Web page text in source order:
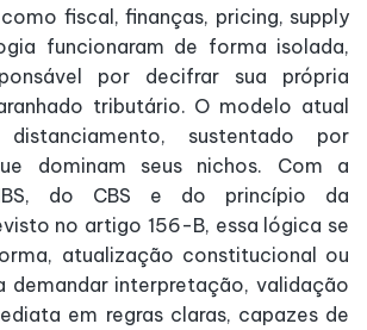
fiscal, finanças, pricing, supply
funcionaram de forma isolada,
por decifrar sua própria
tributário. O modelo atual
sustentado por
dominam seus nichos. Com a
do CBS e do princípio da
no artigo 156-B, essa lógica se
atualização constitucional ou
demandar interpretação, validação
em regras claras, capazes de